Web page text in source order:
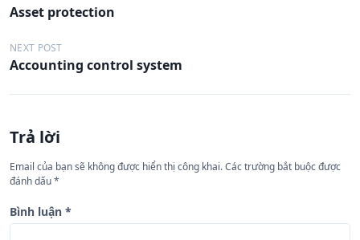
i
ề
u
h
ớ
n
g
b
Asset protection
NEXT POST
Accounting control system
Trả lời
Email của bạn sẽ không được hiển thị công khai.Các trường bắt buộc được
đánh dấu*
Bình luận *